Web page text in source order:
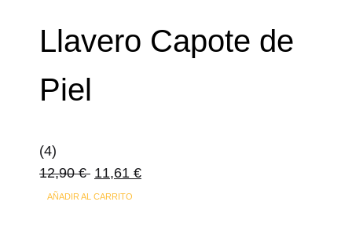
de
producto
variantes.
Llavero Capote de
Piel
(4)
12,90€ 11,61 €
AÑADIR AL CARRITO